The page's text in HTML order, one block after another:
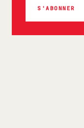
S'ABONNER